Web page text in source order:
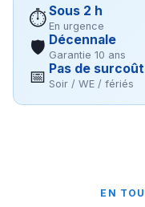
⏱Sous 2 h
En urgence
🛡 Décennale
Garantie 10 ans
📅 Pas de surcoût
Soir / WE / fériés
EN